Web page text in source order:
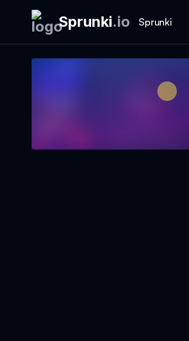
Sprunki.io Sprunki